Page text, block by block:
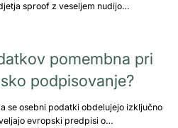
sproof z veseljem nudijo…
pomembna pri
podpisovanje?
se osebni podatki obdelujejo izključno
evropski predpisi o…